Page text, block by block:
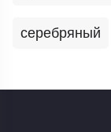
серебряный